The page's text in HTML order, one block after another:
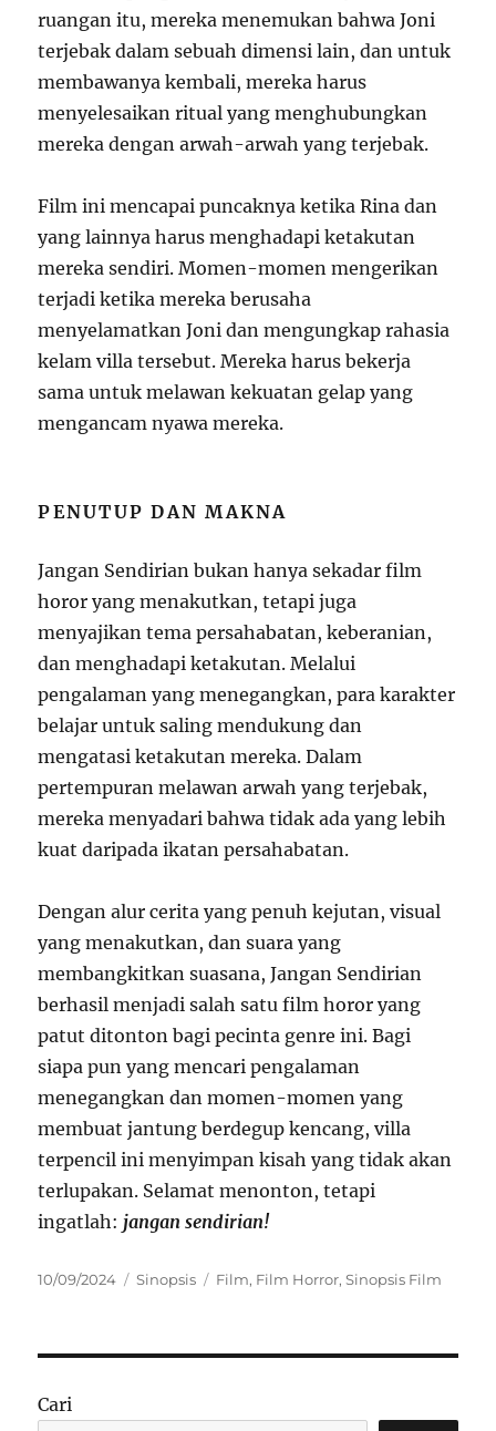
ruangan itu, mereka menemukan bahwa Joni
terjebak dalam sebuah dimensi lain, dan untuk
membawanya kembali, mereka harus
menyelesaikan ritual yang menghubungkan
mereka dengan arwah-arwah yang terjebak.
Film ini mencapai puncaknya ketika Rina dan
yang lainnya harus menghadapi ketakutan
mereka sendiri. Momen-momen mengerikan
terjadi ketika mereka berusaha
menyelamatkan Joni dan mengungkap rahasia
kelam villa tersebut. Mereka harus bekerja
sama untuk melawan kekuatan gelap yang
mengancam nyawa mereka.
PENUTUP DAN MAKNA
Jangan Sendirian bukan hanya sekadar film
horor yang menakutkan, tetapi juga
menyajikan tema persahabatan, keberanian,
dan menghadapi ketakutan. Melalui
pengalaman yang menegangkan, para karakter
belajar untuk saling mendukung dan
mengatasi ketakutan mereka. Dalam
pertempuran melawan arwah yang terjebak,
mereka menyadari bahwa tidak ada yang lebih
kuat daripada ikatan persahabatan.
Dengan alur cerita yang penuh kejutan, visual
yang menakutkan, dan suara yang
membangkitkan suasana, Jangan Sendirian
berhasil menjadi salah satu film horor yang
patut ditonton bagi pecinta genre ini. Bagi
siapa pun yang mencari pengalaman
menegangkan dan momen-momen yang
membuat jantung berdegup kencang, villa
terpencil ini menyimpan kisah yang tidak akan
terlupakan. Selamat menonton, tetapi
ingatlah:jangan sendirian!
Posted
10/09/2024 Categories
Sinopsis Tags
Film, Film Horror,Sinopsis Film
Cari